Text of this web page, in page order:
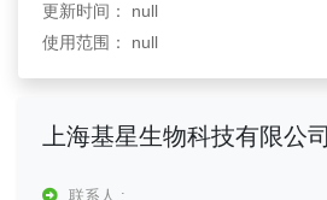
更新时间： null
使用范围： null
上海基星生物科技有限公司
联系人 :